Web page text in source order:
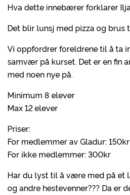
Hva dette innebærer forklarer
Det blir lunsj med pizza og brus
Vi oppfordrer foreldrene til å ta
samvær på kurset. Det er en fin
med noen nye på.
Minimum 8 elever
Max 12 elever
Priser:
For medlemmer av Gladur: 150kr
For ikke medlemmer: 300kr
Har du lyst til å være med på et
og andre hestevenner??? Da er